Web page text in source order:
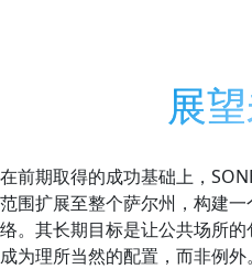
展
在前期取得的成功基础上，
范围扩展至整个萨尔州，构建
络。其长期目标是让公共场所
成为理所当然的配置，而非例外。